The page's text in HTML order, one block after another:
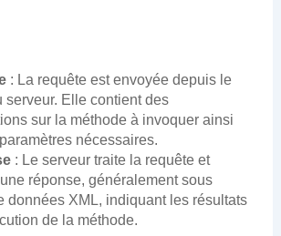
: La requête est envoyée depuis le
serveur. Elle contient des
sur la méthode à invoquer ainsi
nécessaires.
: Le serveur traite la requête et
réponse, généralement sous
données XML, indiquant les résultats
de la méthode.